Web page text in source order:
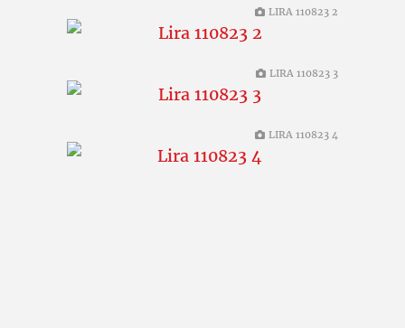
LIRA 110823 2
LIRA 110823 3
LIRA 110823 4